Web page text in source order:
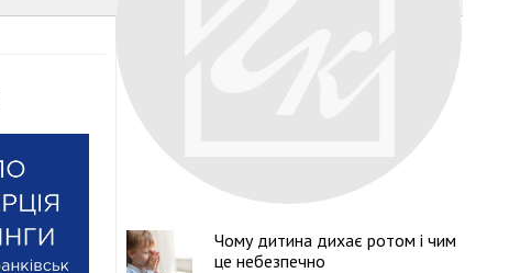
Чому дитина дихає ротом і чим
це небезпечно